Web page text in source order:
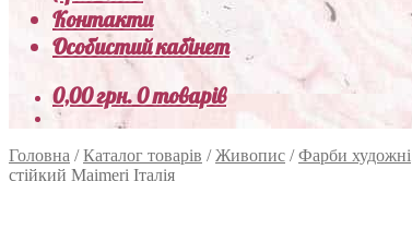
Контакти
Особистий кабінет
0,00грн.0 товарів
Головна /Каталог товарів /Живопис /Фарби художні
стійкий Maimeri Італія